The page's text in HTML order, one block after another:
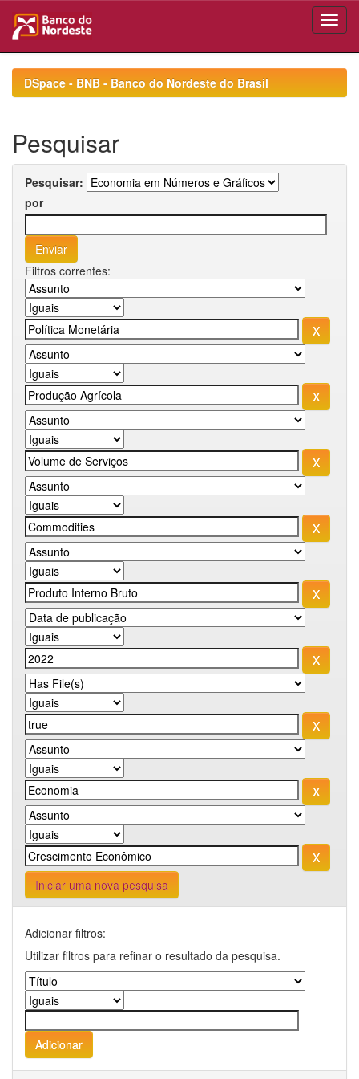
navigationDSpace - BNB - Banco do Nordeste do Brasil
Pesquisar
Pesquisar:
por
Filtros correntes:
Iniciar uma nova pesquisa
Adicionar filtros:
Utilizar filtros para refinar o resultado da pesquisa.